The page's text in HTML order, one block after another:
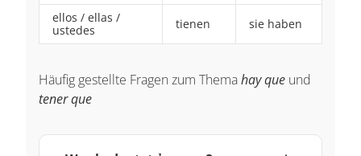
ellos / ellas /
ustedes
tienen sie haben
Häufig gestellte Fragen zum Themahay que und
tener que